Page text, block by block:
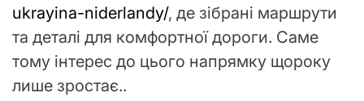
ukrayina-niderlandy/, де зібрані маршрути
та деталі для комфортної дороги. Саме
тому інтерес до цього напрямку щороку
лише зростає..